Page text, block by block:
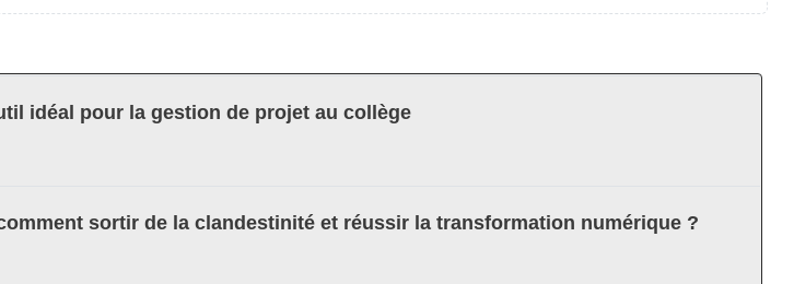
idéal pour la gestion de projet au collège
sortir de la clandestinité et réussir la transformation numérique ?